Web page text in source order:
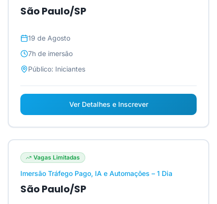
São Paulo/SP
19 de Agosto
7h de imersão
Público: Iniciantes
Ver Detalhes e Inscrever
Vagas Limitadas
Imersão Tráfego Pago, IA e Automações – 1 Dia
São Paulo/SP